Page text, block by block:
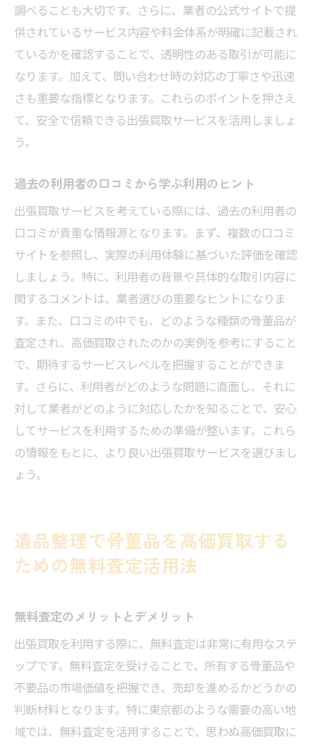
安易な選択を避けるための情報収集術
調べることも大切です。さらに、業者の公式サイトで提
供されているサービス内容や料金体系が明確に記載され
ているかを確認することで、透明性のある取引が可能に
なります。加えて、問い合わせ時の対応の丁寧さや迅速
さも重要な指標となります。これらのポイントを押さえ
て、安全で信頼できる出張買取サービスを活用しましょ
う。
過去の利用者の口コミから学ぶ利用のヒント
出張買取サービスを考えている際には、過去の利用者の
口コミが貴重な情報源となります。まず、複数の口コミ
サイトを参照し、実際の利用体験に基づいた評価を確認
しましょう。特に、利用者の背景や具体的な取引内容に
関するコメントは、業者選びの重要なヒントになりま
す。また、口コミの中でも、どのような種類の骨董品が
査定され、高価買取されたのかの実例を参考にすること
で、期待するサービスレベルを把握することができま
す。さらに、利用者がどのような問題に直面し、それに
対して業者がどのように対応したかを知ることで、安心
してサービスを利用するための準備が整います。これら
の情報をもとに、より良い出張買取サービスを選びまし
ょう。
遺品整理で骨董品を高価買取する
ための無料査定活用法
無料査定のメリットとデメリット
出張買取を利用する際に、無料査定は非常に有用なステ
ップです。無料査定を受けることで、所有する骨董品や
不要品の市場価値を把握でき、売却を進めるかどうかの
判断材料となります。特に東京都のような需要の高い地
域では、無料査定を活用することで、思わぬ高価買取に